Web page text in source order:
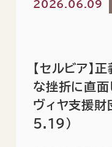
2026.06.09
【セルビア】
な挫折に直面
ヴィヤ支援財
5.19）